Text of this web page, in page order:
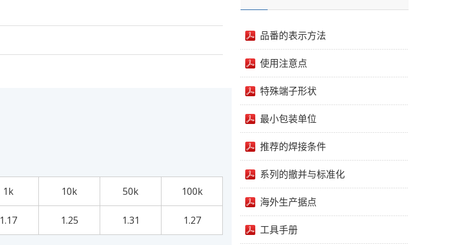
1k 10k 50k 100k
1.17 1.25 1.31 1.27
品番的表示方法
使用注意点
特殊端子形状
最小包装单位
推荐的焊接条件
系列的撤并与标准化
海外生产据点
工具手册